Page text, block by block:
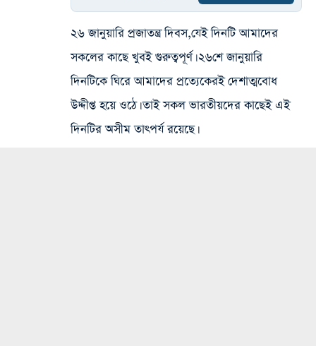
২৬ জানুয়ারি প্রজাতন্ত্র দিবস,যেই দিনটি আমাদের
সকলের কাছে খুবই গুরুত্বপূর্ণ। ২৬শে জানুয়ারি
দিনটিকে ঘিরে আমাদের প্রত্যেকেরই দেশাত্মবোধ
উদ্দীপ্ত হয়ে ওঠে। তাই সকল ভারতীয়দের কাছেই এই
দিনটির অসীম তাৎপর্য রয়েছে।